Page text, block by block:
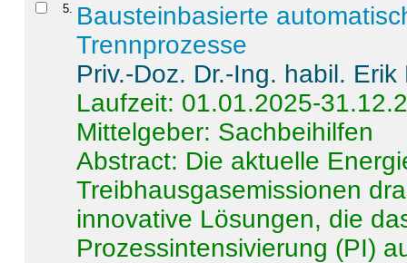
5
Bausteinbasierte
Trennprozesse
Priv.-Doz. Dr.-Ing. habil. Erik
Laufzeit: 01.01.2025-
Mittelgeber: Sachbeihilfen
Abstract: Die aktuelle
Treibhausgasemissionen
innovative Lösungen, die
Prozessintensivierung (PI)